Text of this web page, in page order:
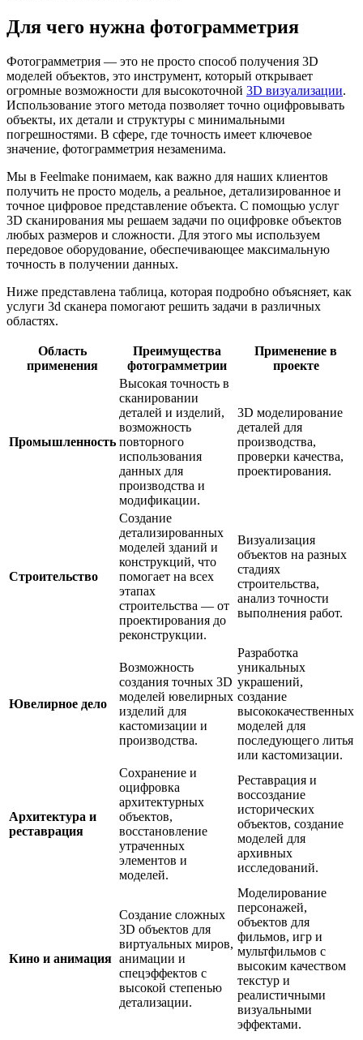
Для чего нужна фотограмметрия
Фотограмметрия — это не просто способ получения 3D
моделей объектов, это инструмент, который открывает
огромные возможности для высокоточной 3D визуализации.
Использование этого метода позволяет точно оцифровывать
объекты, их детали и структуры с минимальными
погрешностями. В сфере, где точность имеет ключевое
значение, фотограмметрия незаменима.
Мы в Feelmake понимаем, как важно для наших клиентов
получить не просто модель, а реальное, детализированное и
точное цифровое представление объекта. С помощью услуг
3D сканирования мы решаем задачи по оцифровке объектов
любых размеров и сложности. Для этого мы используем
передовое оборудование, обеспечивающее максимальную
точность в получении данных.
Ниже представлена таблица, которая подробно объясняет, как
услуги 3d сканера помогают решить задачи в различных
областях.
Область
применения
Преимущества
фотограмметрии
Применение в
проекте
Промышленность
Высокая точность в
сканировании
деталей и изделий,
возможность
повторного
использования
данных для
производства и
модификации.
3D моделирование
деталей для
производства,
проверки качества,
проектирования.
Строительство
Создание
детализированных
моделей зданий и
конструкций, что
помогает на всех
этапах
строительства — от
проектирования до
реконструкции.
Визуализация
объектов на разных
стадиях
строительства,
анализ точности
выполнения работ.
Ювелирное дело
Возможность
создания точных 3D
моделей ювелирных
изделий для
кастомизации и
производства.
Разработка
уникальных
украшений,
создание
высококачественных
моделей для
последующего литья
или кастомизации.
Архитектура и
реставрация
Сохранение и
оцифровка
архитектурных
объектов,
восстановление
утраченных
элементов и
моделей.
Реставрация и
воссоздание
исторических
объектов, создание
моделей для
архивных
исследований.
Кино и анимация
Создание сложных
3D объектов для
виртуальных миров,
анимации и
спецэффектов с
высокой степенью
детализации.
Моделирование
персонажей,
объектов для
фильмов, игр и
мультфильмов с
высоким качеством
текстур и
реалистичными
визуальными
эффектами.